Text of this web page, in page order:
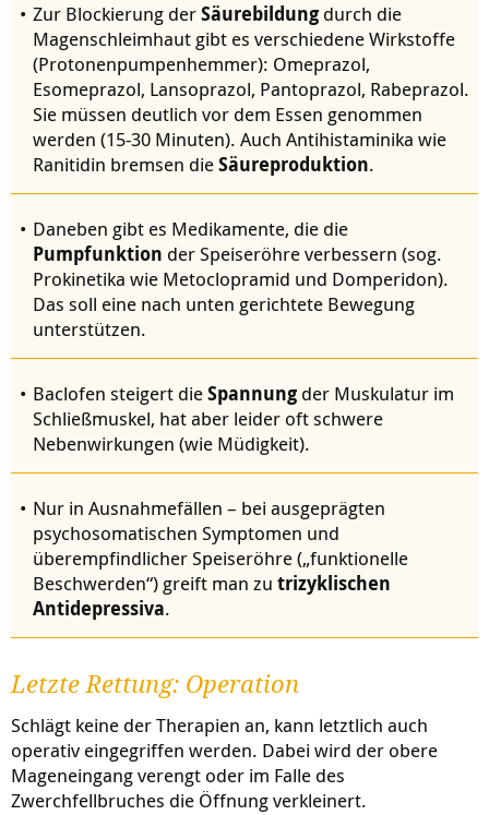
Zur Blockierung derSäurebildung durch die
Magenschleimhaut gibt es verschiedene Wirkstoffe
(Protonenpumpenhemmer): Omeprazol,
Esomeprazol, Lansoprazol, Pantoprazol, Rabeprazol.
Sie müssen deutlich vor dem Essen genommen
werden (15-30 Minuten). Auch Antihistaminika wie
Ranitidin bremsen dieSäureproduktion.
Daneben gibt es Medikamente, die die
Pumpfunktion der Speiseröhre verbessern (sog.
Prokinetika wie Metoclopramid und Domperidon).
Das soll eine nach unten gerichtete Bewegung
unterstützen.
Baclofen steigert dieSpannung der Muskulatur im
Schließmuskel, hat aber leider oft schwere
Nebenwirkungen (wie Müdigkeit).
Nur in Ausnahmefällen – bei ausgeprägten
psychosomatischen Symptomen und
überempfindlicher Speiseröhre („funktionelle
Beschwerden“) greift man zu trizyklischen
Antidepressiva.
Letzte Rettung: Operation
Schlägt keine der Therapien an, kann letztlich auch
operativ eingegriffen werden. Dabei wird der obere
Mageneingang verengt oder im Falle des
Zwerchfellbruches die Öffnung verkleinert.